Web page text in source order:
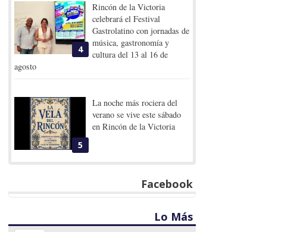
4
Rincón de la Victoria
celebrará el Festival
Gastrolatino con jornadas de
música, gastronomía y
cultura del 13 al 16 de
agosto
5
La noche más rociera del
verano se vive este sábado
en Rincón de la Victoria
Facebook
Lo Más